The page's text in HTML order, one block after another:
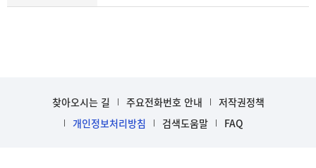
찾아오시는 길 주요전화번호 안내
저작권정책
개인정보처리방침
검색도움말 FAQ